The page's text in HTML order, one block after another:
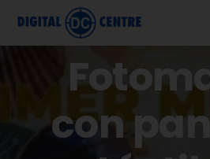
Nosotros
Fotomatones
con